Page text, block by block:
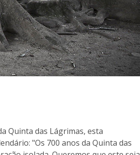
Quinta das Lágrimas, esta
"Os 700 anos da Quinta das